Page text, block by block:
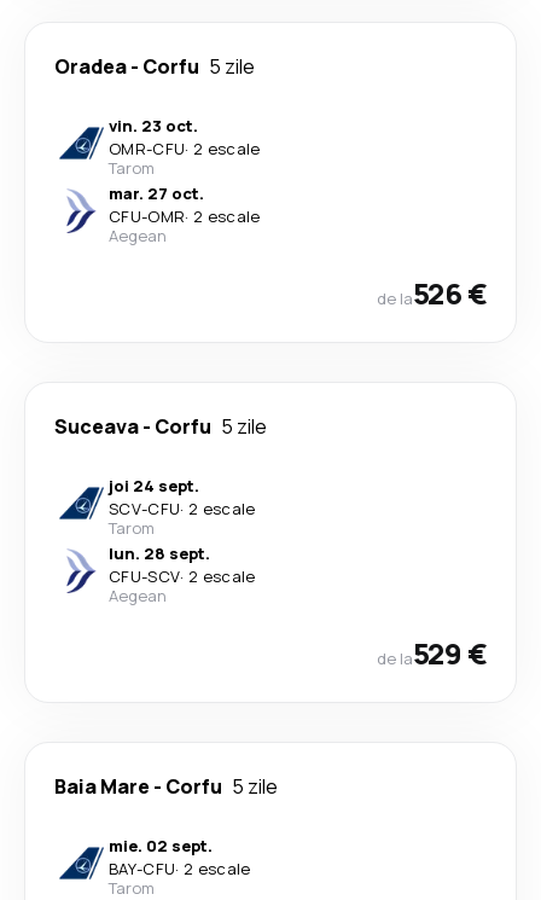
Oradea- Corfu 5 zile
vin. 23 oct.
OMR-CFU· 2 escale
Tarom
mar. 27 oct.
CFU-OMR· 2 escale
Aegean
de la526 €
Suceava- Corfu 5 zile
joi 24 sept.
SCV-CFU· 2 escale
Tarom
lun. 28 sept.
CFU-SCV· 2 escale
Aegean
de la529 €
Baia Mare - Corfu 5 zile
mie. 02 sept.
BAY-CFU· 2 escale
Tarom